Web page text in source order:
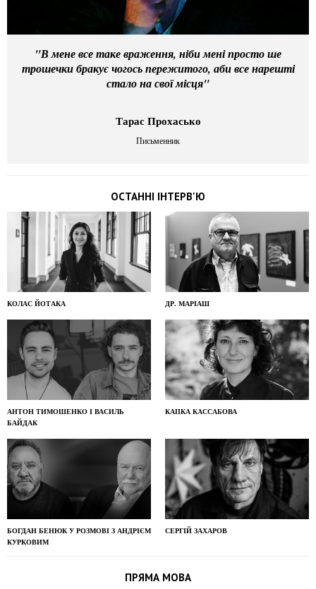
"В мене все таке враження, ніби мені просто ше
трошечки бракує чогось пережитого, аби все нарешті
стало на свої місця"
Тарас Прохасько
Письменник
ОСТАННІ ІНТЕРВ'Ю
КОЛАС ЙОТАКА ДР. МАРІАШ
АНТОН ТИМОШЕНКО І ВАСИЛЬ
БАЙДАК
КАПКА КАССАБОВА
БОГДАН БЕНЮК У РОЗМОВІ З АНДРІЄМ
КУРКОВИМ
СЕРГІЙ ЗАХАРОВ
ПРЯМА МОВА